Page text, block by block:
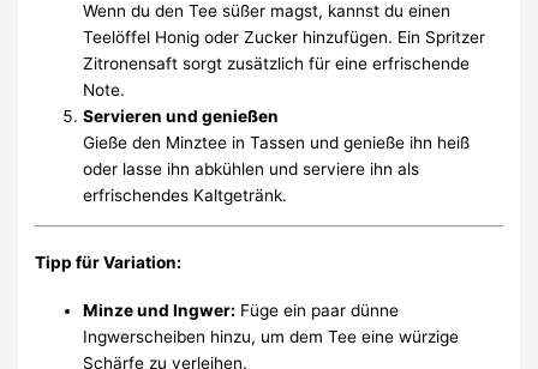
Wenn du den Tee süßer magst, kannst du einen
Teelöffel Honig oder Zucker hinzufügen. Ein Spritzer
Zitronensaft sorgt zusätzlich für eine erfrischende
Note.
Servieren und genießen
Gieße den Minztee in Tassen und genieße ihn heiß
oder lasse ihn abkühlen und serviere ihn als
erfrischendes Kaltgetränk.
Tipp für Variation:
Minze und Ingwer: Füge ein paar dünne
Ingwerscheiben hinzu, um dem Tee eine würzige
Schärfe zu verleihen.